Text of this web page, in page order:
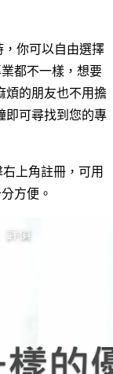
，你可以自由選擇
都不一樣，想要
煩的朋友也不用擔
即可尋找到您的專
上角註冊，可用
方便。